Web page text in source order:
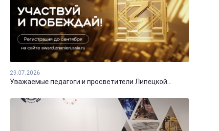
29.07.2026
Уважаемые педагоги и просветители Липецкой...